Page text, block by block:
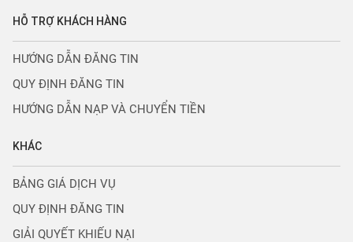
HỖ TRỢ KHÁCH HÀNG
HƯỚNG DẪN ĐĂNG TIN
QUY ĐỊNH ĐĂNG TIN
HƯỚNG DẪN NẠP VÀ CHUYỂN TIỀN
KHÁC
BẢNG GIÁ DỊCH VỤ
QUY ĐỊNH ĐĂNG TIN
GIẢI QUYẾT KHIẾU NẠI